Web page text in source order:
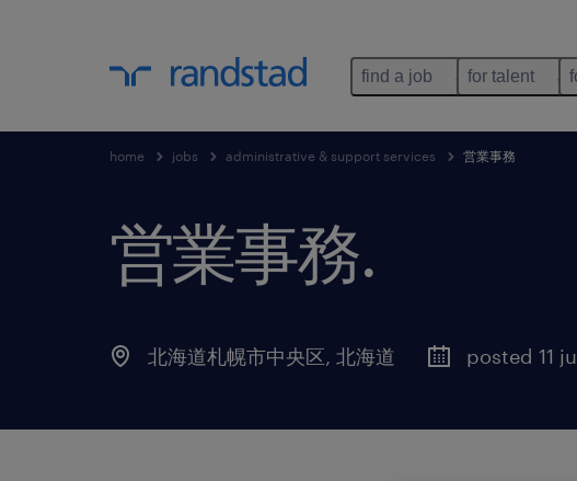
find a job for talent
home jobs administrative & support services 営業事務
営業事務.
北海道札幌市中央区, 北海道 posted 11